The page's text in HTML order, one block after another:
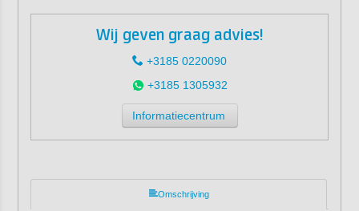
Wij geven graag advies!
+3185 0220090
+3185 1305932
Informatiecentrum
Omschrijving